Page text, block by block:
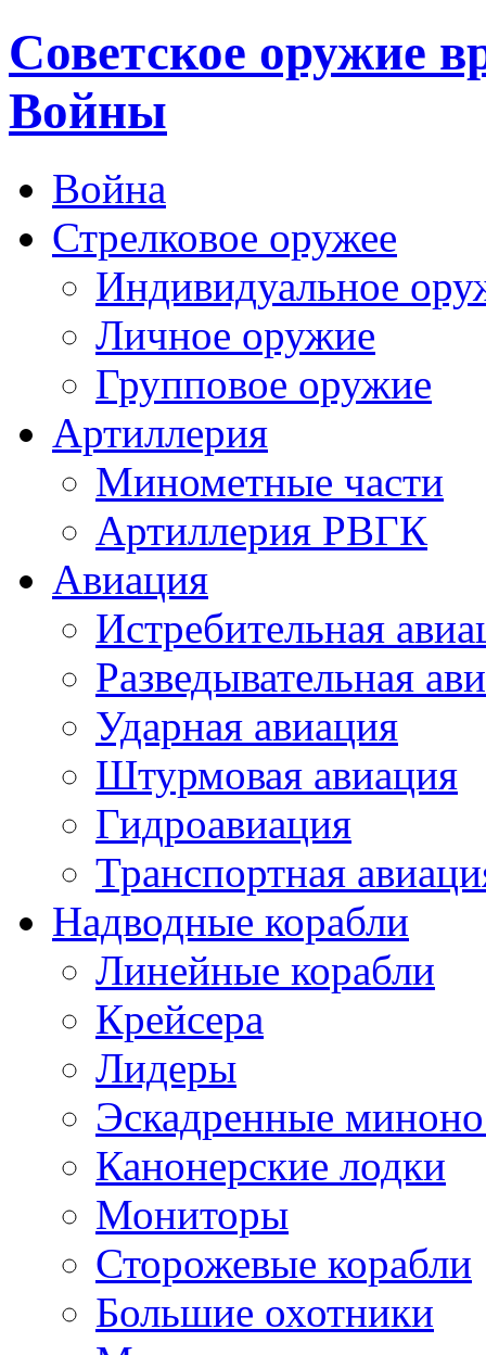
Cоветское оружие
Войны
Война
Стрелковое оружее
Индивидуальное
Личное оружие
Групповое оружие
Артиллерия
Минометные части
Артиллерия РВГК
Авиация
Истребительная
Разведывательная
Ударная авиация
Штурмовая авиация
Гидроавиация
Транспортная
Надводные корабли
Линейные корабли
Крейсера
Лидеры
Эскадренные
Канонерские лодки
Мониторы
Сторожевые корабли
Большие охотники